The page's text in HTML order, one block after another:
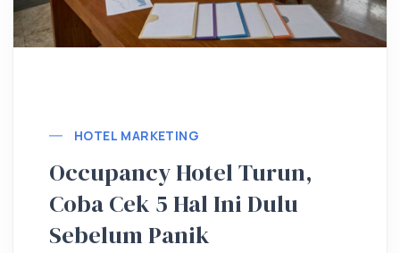
HOTEL MARKETING
Occupancy Hotel Turun,
Coba Cek 5 Hal Ini Dulu
Sebelum Panik